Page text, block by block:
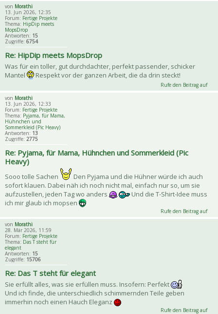
von Morathi
13. Jun 2026, 12:35
Forum: Fertige Projekte
Thema: HipDip meets
MopsDrop
Antworten: 15
Zugriffe: 6754
Re: HipDip meets MopsDrop
Was für ein toller, gut durchdachter, perfekt passender, schicker
Mantel
Respekt vor der ganzen Arbeit, die da drin steckt!
Rufe den Beitrag auf
von Morathi
13. Jun 2026, 12:33
Forum: Fertige Projekte
Thema: Pyjama, für Mama,
Hühnchen und
Sommerkleid (Pic Heavy)
Antworten: 13
Zugriffe: 2775
Re: Pyjama, für Mama, Hühnchen und Sommerkleid (Pic
Heavy)
Sooo tolle Sachen
Den Pyjama und die Hühner würde ich auch
sofort klauen. Dabei näh ich noch nicht mal, einfach nur so, um sie
aufzustellen, jeden Tag wo anders
Und die T-Shirt-Idee muss
ich mir glaub ich mopsen
Rufe den Beitrag auf
von Morathi
28. Mär 2026, 11:59
Forum: Fertige Projekte
Thema: Das T steht für
elegant
Antworten: 15
Zugriffe: 15706
Re: Das T steht für elegant
Sie erfüllt alles, was sie erfüllen muss. Insofern: Perfekt
Und ich finde, die unterschiedlich schimmernden Teile geben
immerhin noch einen Hauch Eleganz
Rufe den Beitrag auf